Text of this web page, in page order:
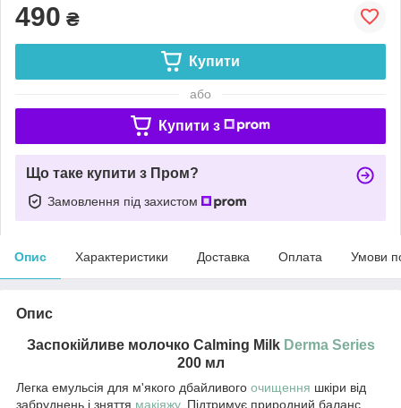
490 ₴
Купити
або
Купити з
Що таке купити з Пром?
Замовлення під захистом
Опис Характеристики Доставка Оплата Умови
Опис
Заспокійливе молочко Calming Milk Derma Series
200 мл
Легка емульсія для м'якого дбайливого очищення шкіри від
забруднень і зняття макіяжу. Підтримує природний баланс